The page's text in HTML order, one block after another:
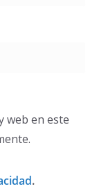
web en este
.